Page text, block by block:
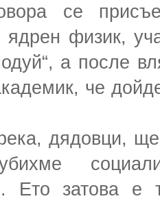
се
ядрен физик,
а после
че
дядовци,
Ето затова